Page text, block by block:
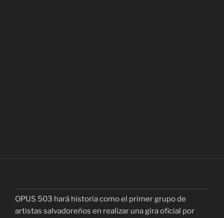
OPUS 503 hará historia como el primer grupo de
artistas salvadoreños en realizar una gira oficial por